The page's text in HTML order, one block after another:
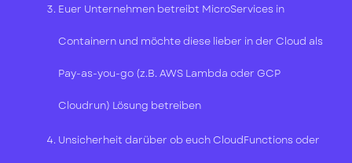
Euer Unternehmen betreibt MicroServices in
Containern und möchte diese lieber in der Cloud als
Pay-as-you-go (z.B. AWS Lambda oder GCP
Cloudrun) Lösung betreiben
Unsicherheit darüber ob euch CloudFunctions oder